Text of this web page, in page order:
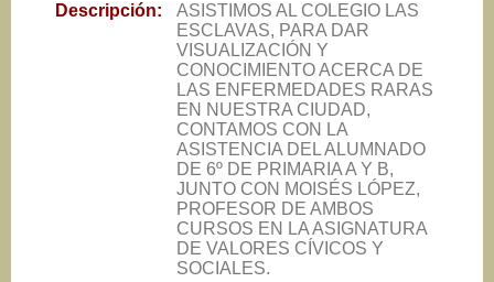
Descripción:
ASISTIMOS AL COLEGIO LAS
ESCLAVAS, PARA DAR
VISUALIZACIÓN Y
CONOCIMIENTO ACERCA DE
LAS ENFERMEDADES RARAS
EN NUESTRA CIUDAD,
CONTAMOS CON LA
ASISTENCIA DEL ALUMNADO
DE 6º DE PRIMARIA A Y B,
JUNTO CON MOISÉS LÓPEZ,
PROFESOR DE AMBOS
CURSOS EN LA ASIGNATURA
DE VALORES CÍVICOS Y
SOCIALES.